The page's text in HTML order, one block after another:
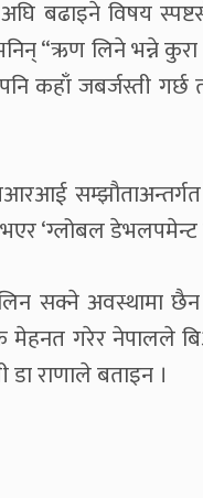
बढाइने विषय
“ऋण लिने भन्ने
कहाँ जबर्जस्ती गर्छ
सम्झौताअन्तर्गत
‘ग्लोबल डेभलपमेन्ट
सक्ने अवस्थामा छैन
गरेर नेपालले
डा राणाले बताइन ।